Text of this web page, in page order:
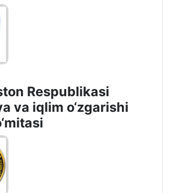
Respublikasi
va iqlim o‘zgarishi